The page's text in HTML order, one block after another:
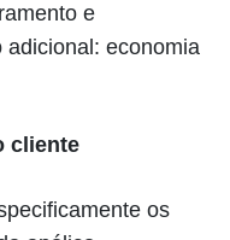
e
adicional: economia
cliente
os